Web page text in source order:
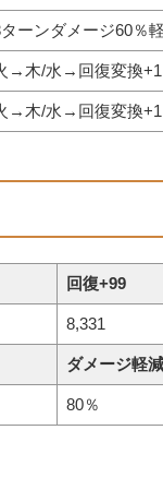
ーンダメージ60％
→木/水→回復変換+1
→木/水→回復変換+1
回復+99
8,331
ダメージ軽減
80％